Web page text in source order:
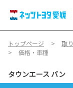
トップページ 取
価格・車種
タウンエース バン